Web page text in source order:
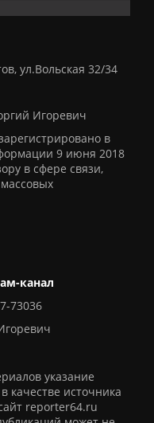
ул.Вольская 32/34
Игоревич
в
9 июня 2018
в сфере связи,
канал
73036
указание
качестве источника
reporter64.ru